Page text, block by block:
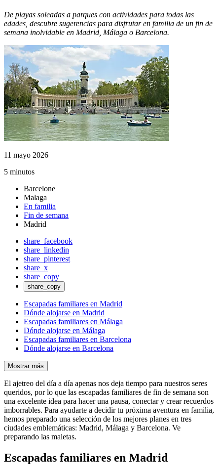
De playas soleadas a parques con actividades para todas las
edades, descubre sugerencias para disfrutar en familia de un fin de
semana inolvidable en Madrid, Málaga o Barcelona.
11 mayo 2026
5 minutos
Barcelone
Malaga
En familia
Fin de semana
Madrid
share_facebook
share_linkedin
share_pinterest
share_x
share_copy
share_copy
Escapadas familiares en Madrid
Dónde alojarse en Madrid
Escapadas familiares en Málaga
Dónde alojarse en Málaga
Escapadas familiares en Barcelona
Dónde alojarse en Barcelona
Mostrar más
El ajetreo del día a día apenas nos deja tiempo para nuestros seres
queridos, por lo que las escapadas familiares de fin de semana son
una excelente idea para hacer una pausa, conectar y crear recuerdos
imborrables. Para ayudarte a decidir tu próxima aventura en familia,
hemos preparado una selección de los mejores planes en tres
ciudades emblemáticas: Madrid, Málaga y Barcelona. Ve
preparando las maletas.
Escapadas familiares en Madrid